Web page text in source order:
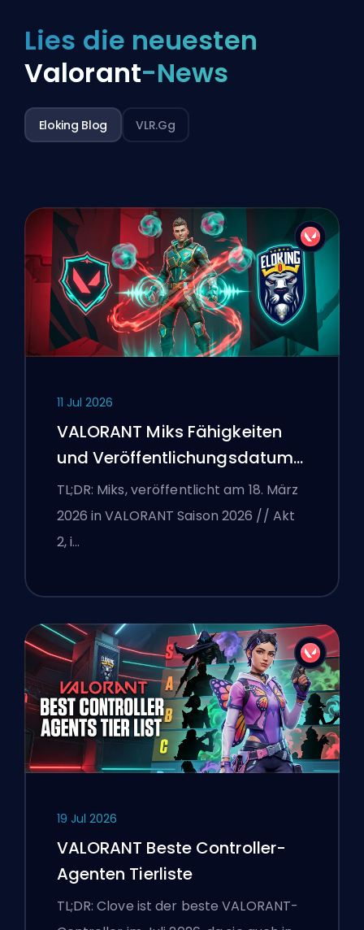
Lies die neuesten
Valorant-News
Eloking Blog VLR.gg
11 Jul 2026
VALORANT Miks Fähigkeiten
und Veröffentlichungsdatum
erklärt
TL;DR: Miks, veröffentlicht am 18. März
2026 in VALORANT Saison 2026 // Akt
2, i…
19 Jul 2026
VALORANT Beste Controller-
Agenten Tierliste
TL;DR: Clove ist der beste VALORANT-